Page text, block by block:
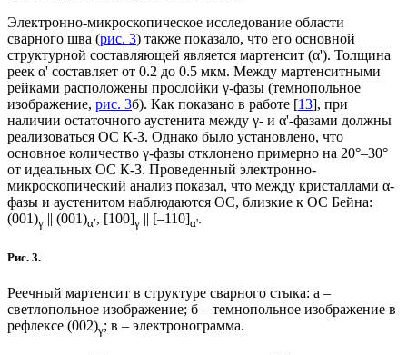
Электронно-микроскопическое исследование области
сварного шва (рис. 3) также показало, что его основной
структурной составляющей является мартенсит (α'). Толщина
реек α' составляет от 0.2 до 0.5 мкм. Между мартенситными
рейками расположены прослойки γ-фазы (темнопольное
изображение, рис. 3б). Как показано в работе [13], при
наличии остаточного аустенита между γ- и α'-фазами должны
реализоваться ОС К-З. Однако было установлено, что
основное количество γ-фазы отклонено примерно на 20°–30°
от идеальных ОС К-З. Проведенный электронно-
микроскопический анализ показал, что между кристаллами α-
фазы и аустенитом наблюдаются ОС, близкие к ОС Бейна:
(001)γ || (001)α′, [100]γ || [–110]α'.
Рис. 3.
Реечный мартенсит в структуре сварного стыка: а –
светлопольное изображение; б – темнопольное изображение в
рефлексе (002)γ; в – электронограмма.